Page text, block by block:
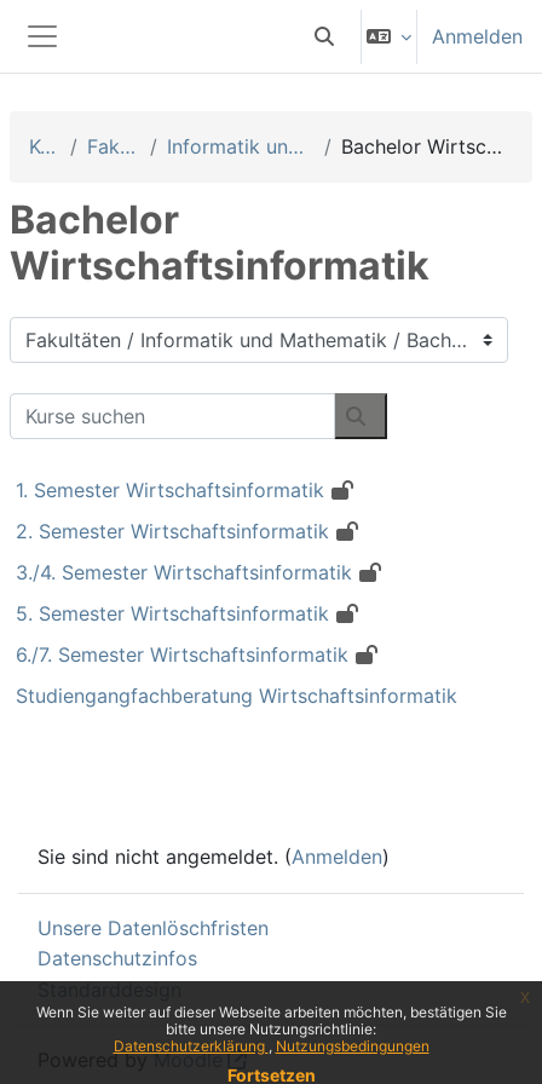
Wenn Sie weiter auf dieser Webseite arbeiten möchten, bestätigen Sie
bitte unsere Nutzungsrichtlinie:
Datenschutzerklärung
Nutzungsbedingungen
Fortsetzen
x
Website-Übersicht
Sucheingabe umschalten
Anmelden
Kurse Fakultäten Informatik und Mathematik Bachelor Wirtschaftsinformatik
Bachelor
Wirtschaftsinformatik
Kursbereiche
Kurse suchen
Kurse suchen
1. Semester Wirtschaftsinformatik
2. Semester Wirtschaftsinformatik
3./4. Semester Wirtschaftsinformatik
5. Semester Wirtschaftsinformatik
6./7. Semester Wirtschaftsinformatik
Studiengangfachberatung Wirtschaftsinformatik
Sie sind nicht angemeldet. (Anmelden)
Unsere Datenlöschfristen
Datenschutzinfos
Standarddesign
Powered byMoodle